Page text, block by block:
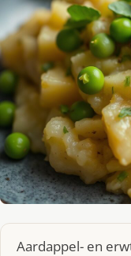
Aardappel- en